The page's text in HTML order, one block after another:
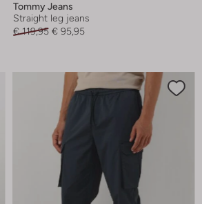
Tommy Jeans
Straight leg jeans
€ 119,95 € 95,95